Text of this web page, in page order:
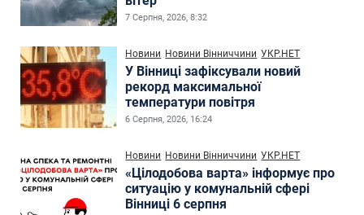
7 Серпня, 2026, 8:32
Новини Новини Вінниччини УКР.НЕТ
У Вінниці зафіксували новий
рекорд максимальної
температури повітря
6 Серпня, 2026, 16:24
Новини Новини Вінниччини УКР.НЕТ
«Цілодобова варта» інформує про
ситуацію у комунальній сфері
Вінниці 6 серпня